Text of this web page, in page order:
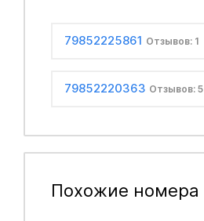
79852225861 Отзывов: 1
79852220363 Отзывов: 5
Похожие номера